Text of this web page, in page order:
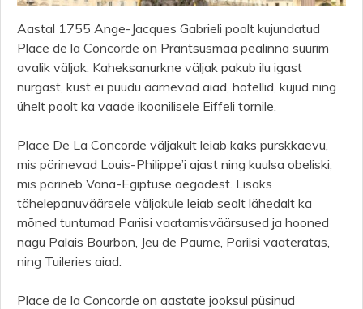
Aastal 1755 Ange-Jacques Gabrieli poolt kujundatud
Place de la Concorde on Prantsusmaa pealinna suurim
avalik väljak. Kaheksanurkne väljak pakub ilu igast
nurgast, kust ei puudu äärnevad aiad, hotellid, kujud ning
ühelt poolt ka vaade ikoonilisele Eiffeli tornile.
Place De La Concorde väljakult leiab kaks purskkaevu,
mis pärinevad Louis-Philippe’i ajast ning kuulsa obeliski,
mis pärineb Vana-Egiptuse aegadest. Lisaks
tähelepanuväärsele väljakule leiab sealt lähedalt ka
mõned tuntumad Pariisi vaatamisväärsused ja hooned
nagu Palais Bourbon, Jeu de Paume, Pariisi vaateratas,
ning Tuileries aiad.
Place de la Concorde on aastate jooksul püsinud